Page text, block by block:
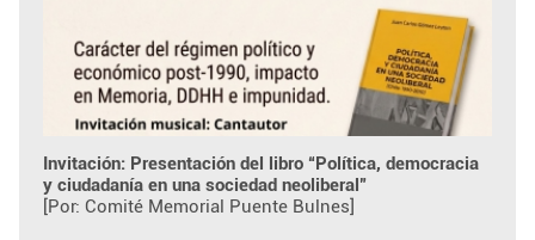
Invitación: Presentación del libro “Política, democracia
y ciudadanía en una sociedad neoliberal”
[Por: Comité Memorial Puente Bulnes]